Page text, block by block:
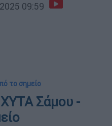
09:59
το σημείο
Σάμου -